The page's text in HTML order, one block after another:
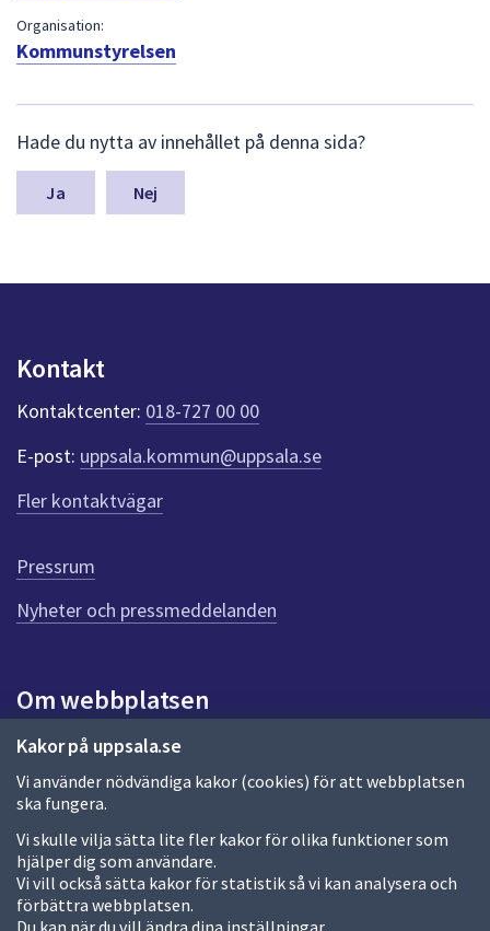
Kakor på uppsala.se
Vi använder nödvändiga kakor (cookies) för att webbplatsen
ska fungera.
Vi skulle vilja sätta lite fler kakor för olika funktioner som
hjälper dig som användare.
Vi vill också sätta kakor för statistik så vi kan analysera och
förbättra webbplatsen.
Du kan när du vill ändra dina inställningar.
Organisation:
Kommunstyrelsen
ä
m
a
n
k
t
e
r
f
ö
r
e
n
n
a
d
a
Hade du nytta av innehållet på denna sida?
Nej
Kontakt
Kontaktcenter: 018-727 00 00
E-post: uppsala.kommun@uppsala.se
Fler kontaktvägar
Pressrum
Nyheter och pressmeddelanden
Om webbplatsen
Om webbplatsen
Allmänna handlingar och diarium
Behandling av personuppgifter
Kakor
Språk (other languages)